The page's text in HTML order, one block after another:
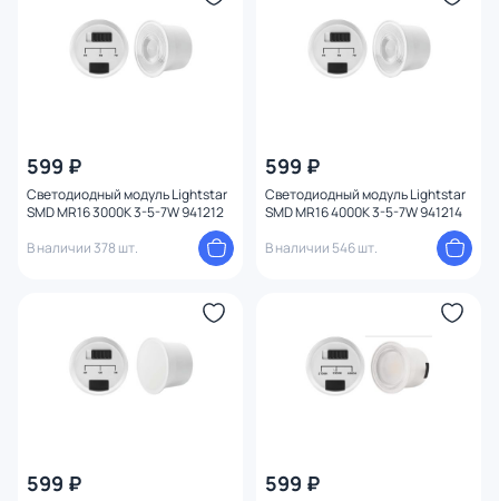
599 ₽
Светодиодный модуль Lightstar
SMD MR16 3000K 3-5-7W 941212
В наличии 378 шт.
599 ₽
Светодиодный модуль Lightstar
SMD MR16 4000K 3-5-7W 941214
В наличии 546 шт.
599 ₽ 599 ₽